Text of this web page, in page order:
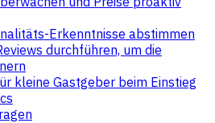
Erkenntnisse abstimmen
durchführen, um die
kleine Gastgeber beim Einstieg